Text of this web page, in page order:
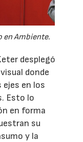
en Ambiente.
desplegó
donde
en los
Esto lo
en forma
su
y la